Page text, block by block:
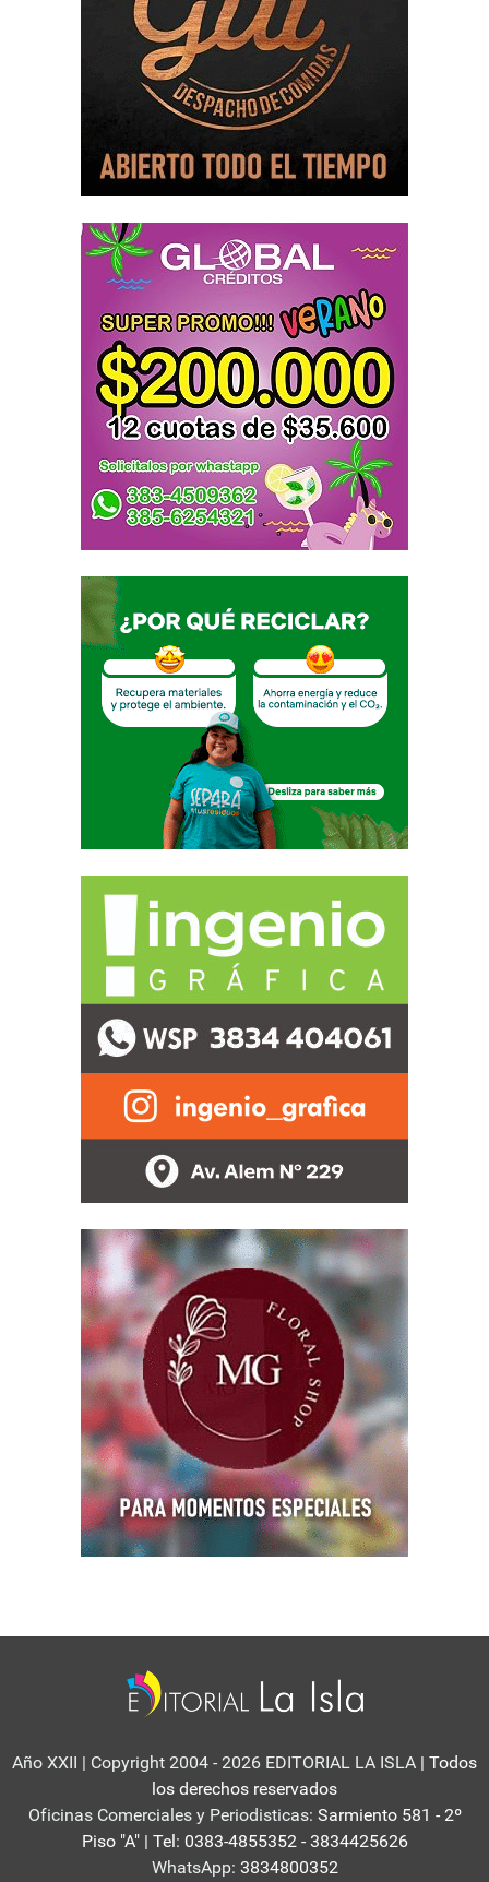
Año XXII | Copyright 2004 - 2026 EDITORIAL LA ISLA | Todos
los derechos reservados
Oficinas Comerciales y Periodisticas: Sarmiento 581 - 2º
Piso "A" | Tel: 0383-4855352 - 3834425626
WhatsApp: 3834800352